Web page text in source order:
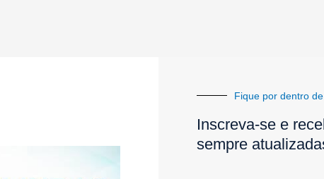
Fique por dentro
Inscreva-se e
sempre